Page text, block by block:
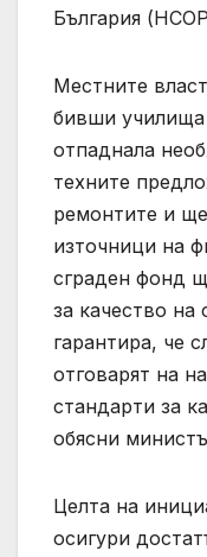
България
Местните
бивши
отпаднала
техните
ремонтите и
източници на
сграден фонд
за качество на
гарантира, че
отговарят на
стандарти за
обясни
Целта на
осигури